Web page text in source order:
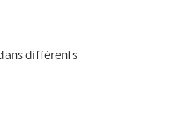
différents